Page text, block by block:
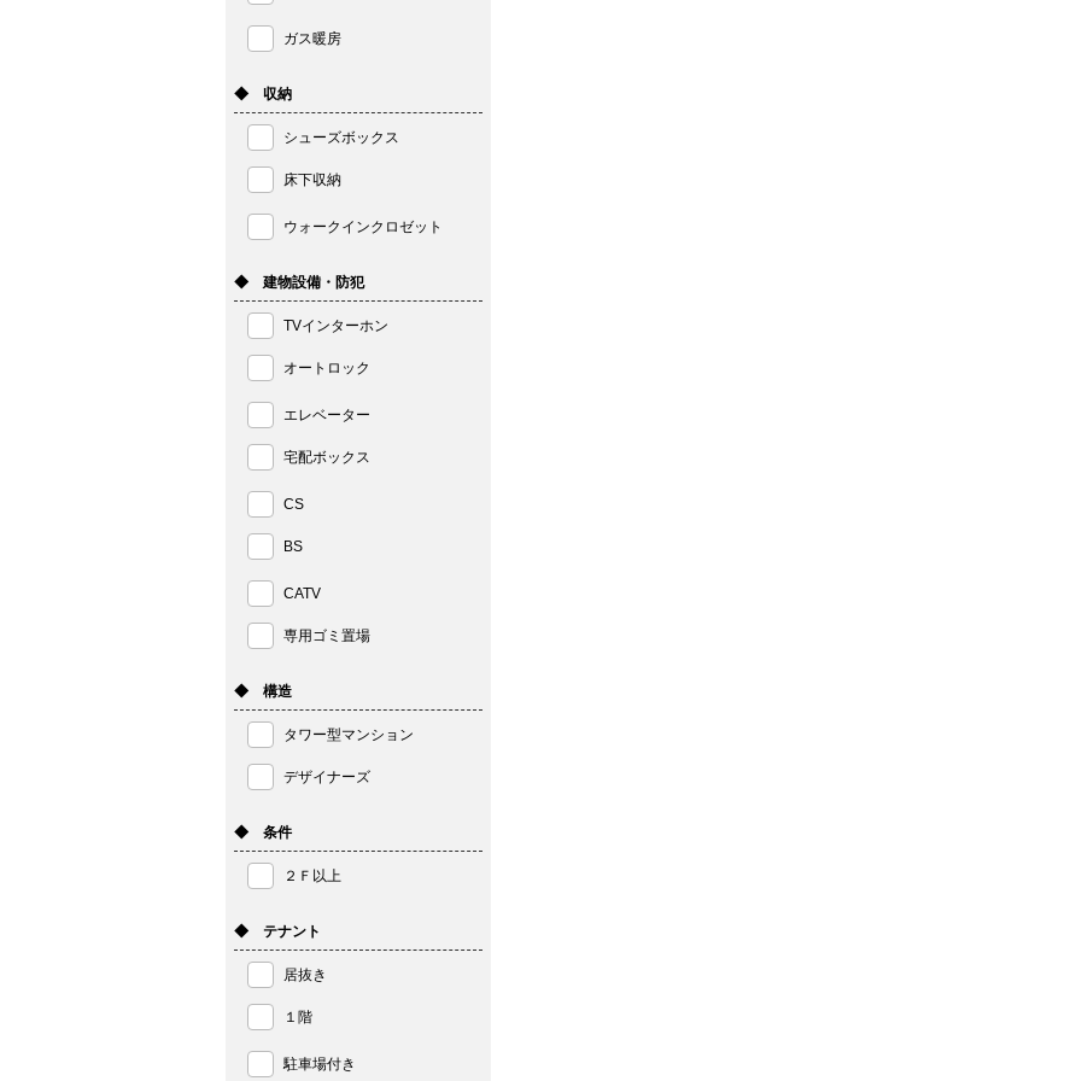
ガス暖房
◆ 収納
シューズボックス
床下収納
ウォークインクロゼット
◆ 建物設備・防犯
TVインターホン
オートロック
エレベーター
宅配ボックス
CS
BS
CATV
専用ゴミ置場
◆ 構造
タワー型マンション
デザイナーズ
◆ 条件
２Ｆ以上
◆ テナント
居抜き
１階
駐車場付き